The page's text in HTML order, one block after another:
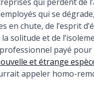
qui se
en chute, de l’esprit
solitude et de
payé
et étrange
appeler homo-